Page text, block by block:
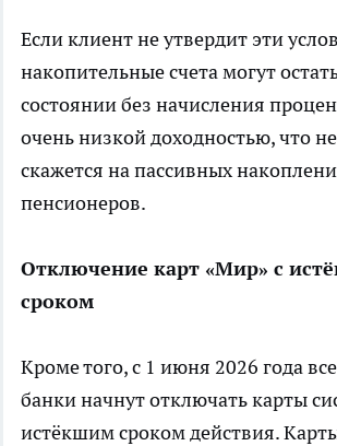
Если клиент не утвердит эти
накопительные счета могут
состоянии без начисления
очень низкой доходностью, что
скажется на пассивных
пенсионеров.
Отключение карт «Мир» с
сроком
Кроме того, с 1 июня 2026 года
банки начнут отключать карты
истёкшим сроком действия.